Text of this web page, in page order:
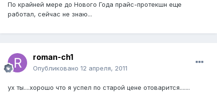
По крайней мере до Нового Года прайс-протекшн еще
работал, сейчас не знаю...
roman-ch1
Опубликовано 12 апреля, 2011
ух ты....хорошо что я успел по старой цене отоварится.......